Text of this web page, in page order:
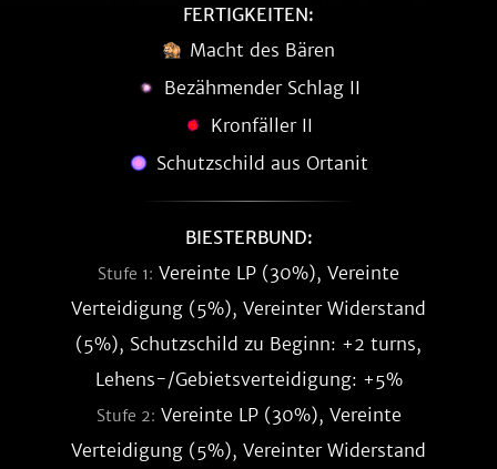
FERTIGKEITEN:
Macht des Bären
Bezähmender Schlag II
Kronfäller II
Schutzschild aus Ortanit
BIESTERBUND:
Stufe 1: Vereinte LP (30%), Vereinte
Verteidigung (5%), Vereinter Widerstand
(5%), Schutzschild zu Beginn: +2 turns,
Lehens-/Gebietsverteidigung: +5%
Stufe 2: Vereinte LP (30%), Vereinte
Verteidigung (5%), Vereinter Widerstand